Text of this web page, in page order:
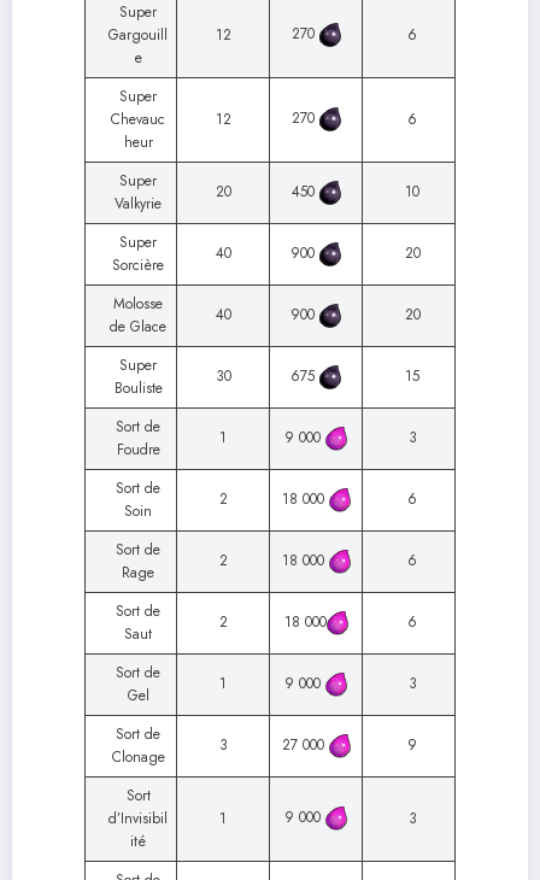
Super
Gargouill
e
12 270 6
Super
Chevauc
heur
12 270 6
Super
Valkyrie
20 450 10
Super
Sorcière
40 900 20
Molosse
de Glace
40 900 20
Super
Bouliste
30 675 15
Sort de
Foudre
1 9 000 3
Sort de
Soin
2 18 000 6
Sort de
Rage
2 18 000 6
Sort de
Saut
2 18 000 6
Sort de
Gel
1 9 000 3
Sort de
Clonage
3 27 000 9
Sort
d’Invisibil
ité
1 9 000 3